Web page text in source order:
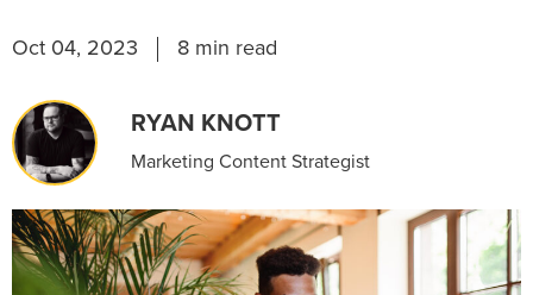
Oct 04, 2023 8 min read
RYAN KNOTT
Marketing Content Strategist